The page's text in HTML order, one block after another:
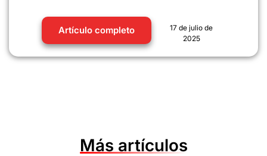
Artículo completo
17 de julio de
2025
Más artículos